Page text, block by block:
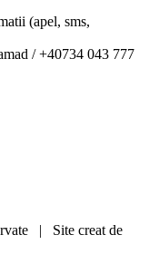
(apel, sms,
/ +40734 043 777
| Site creat de